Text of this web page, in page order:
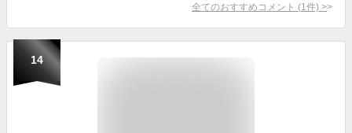
全てのおすすめコメント (1 件) >
14